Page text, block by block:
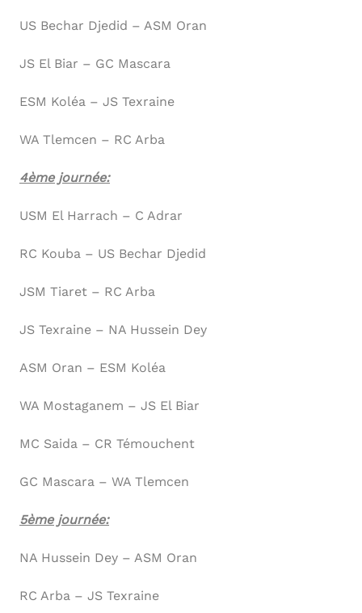
US Bechar Djedid – ASM Oran
JS El Biar – GC Mascara
ESM Koléa – JS Texraine
WA Tlemcen – RC Arba
4ème journée:
USM El Harrach – C Adrar
RC Kouba – US Bechar Djedid
JSM Tiaret – RC Arba
JS Texraine – NA Hussein Dey
ASM Oran – ESM Koléa
WA Mostaganem – JS El Biar
MC Saida – CR Témouchent
GC Mascara – WA Tlemcen
5ème journée:
NA Hussein Dey – ASM Oran
RC Arba – JS Texraine